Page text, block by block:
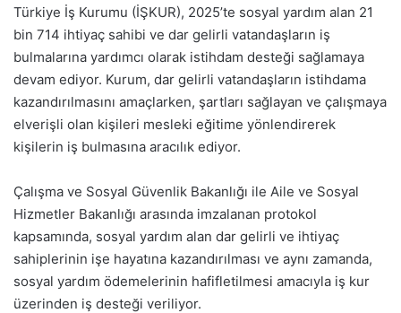
Türkiye İş Kurumu (İŞKUR), 2025’te sosyal yardım alan 21
bin 714 ihtiyaç sahibi ve dar gelirli vatandaşların iş
bulmalarına yardımcı olarak istihdam desteği sağlamaya
devam ediyor. Kurum, dar gelirli vatandaşların istihdama
kazandırılmasını amaçlarken, şartları sağlayan ve çalışmaya
elverişli olan kişileri mesleki eğitime yönlendirerek
kişilerin iş bulmasına aracılık ediyor.
Çalışma ve Sosyal Güvenlik Bakanlığı ile Aile ve Sosyal
Hizmetler Bakanlığı arasında imzalanan protokol
kapsamında, sosyal yardım alan dar gelirli ve ihtiyaç
sahiplerinin işe hayatına kazandırılması ve aynı zamanda,
sosyal yardım ödemelerinin hafifletilmesi amacıyla iş kur
üzerinden iş desteği veriliyor.